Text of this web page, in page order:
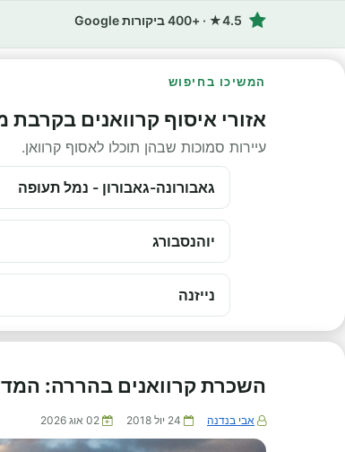
4.5★ · +400 ביקורות Google
המשיכו בחיפוש
אזורי איסוף קרוואנים בקרבת
עיירות סמוכות שבהן תוכלו לאסוף קרוואן.
גאבורונה-גאבורון - נמל תעופה
יוהנסבורג
נייזנה
השכרת קרוואנים בהררה:
אבי בנדנה 24 יול 2018 02 אוג 2026